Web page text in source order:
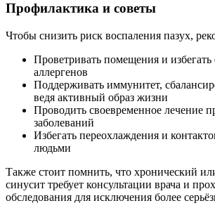
Профилактика и советы
Чтобы снизить риск воспаления пазух,
Проветривать помещения и
аллергенов
Поддерживать иммунитет,
ведя активный образ жизни
Проводить своевременное лечение
заболеваний
Избегать переохлаждения и
людьми
Также стоит помнить, что хронический
синусит требует консультации врача и
обследования для исключения более